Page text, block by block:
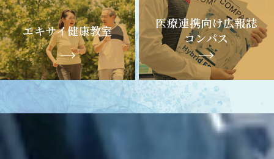
エキサイ健康教室
医療連携向け広報誌
コンパス